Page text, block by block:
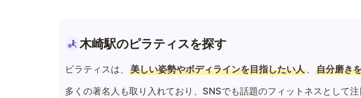
木崎駅のピラティスを探す
ピラティスは、 美しい姿勢やボディラインを目指したい人 、 自分磨き
多くの著名人も取り入れており、SNSでも話題のフィットネスとして注